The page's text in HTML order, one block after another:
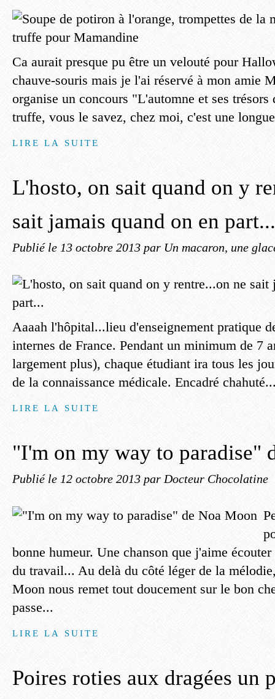
Ca aurait presque pu être un velouté pour
chauve-souris mais je l'ai réservé à mon amie
organise un concours "L'automne et ses
truffe, vous le savez, chez moi, c'est une
LIRE LA SUITE
L'hosto, on sait quand on y
sait jamais quand on en part...
Publié le 13 octobre 2013 par Un macaron, une
Aaaah l'hôpital...lieu d'enseignement pratique
internes de France. Pendant un minimum de 7
largement plus), chaque étudiant ira tous les
de la connaissance médicale. Encadré
LIRE LA SUITE
"I'm on my way to paradise"
Publié le 12 octobre 2013 par Docteur Chocolatine
bonne humeur. Une chanson que j'aime
du travail... Au delà du côté léger de la
Moon nous remet tout doucement sur le bon
passe...
LIRE LA SUITE
Poires roties aux dragées un